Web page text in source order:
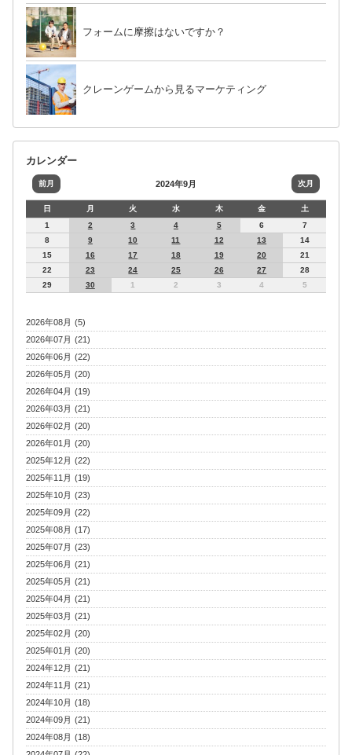
フォームに摩擦はないですか？
クレーンゲームから見るマーケティング
カレンダー
前月 2024年9月 次月
日 月 火 水 木 金
土
1
2 3 4 5 6
7
8
9 10 11 12 13
14
15
16 17 18 19 20
21
22
23 24 25 26 27
28
29
30 1 2 3 4 5
2026年08月 (5)
2026年07月 (21)
2026年06月 (22)
2026年05月 (20)
2026年04月 (19)
2026年03月 (21)
2026年02月 (20)
2026年01月 (20)
2025年12月 (22)
2025年11月 (19)
2025年10月 (23)
2025年09月 (22)
2025年08月 (17)
2025年07月 (23)
2025年06月 (21)
2025年05月 (21)
2025年04月 (21)
2025年03月 (21)
2025年02月 (20)
2025年01月 (20)
2024年12月 (21)
2024年11月 (21)
2024年10月 (18)
2024年09月 (21)
2024年08月 (18)